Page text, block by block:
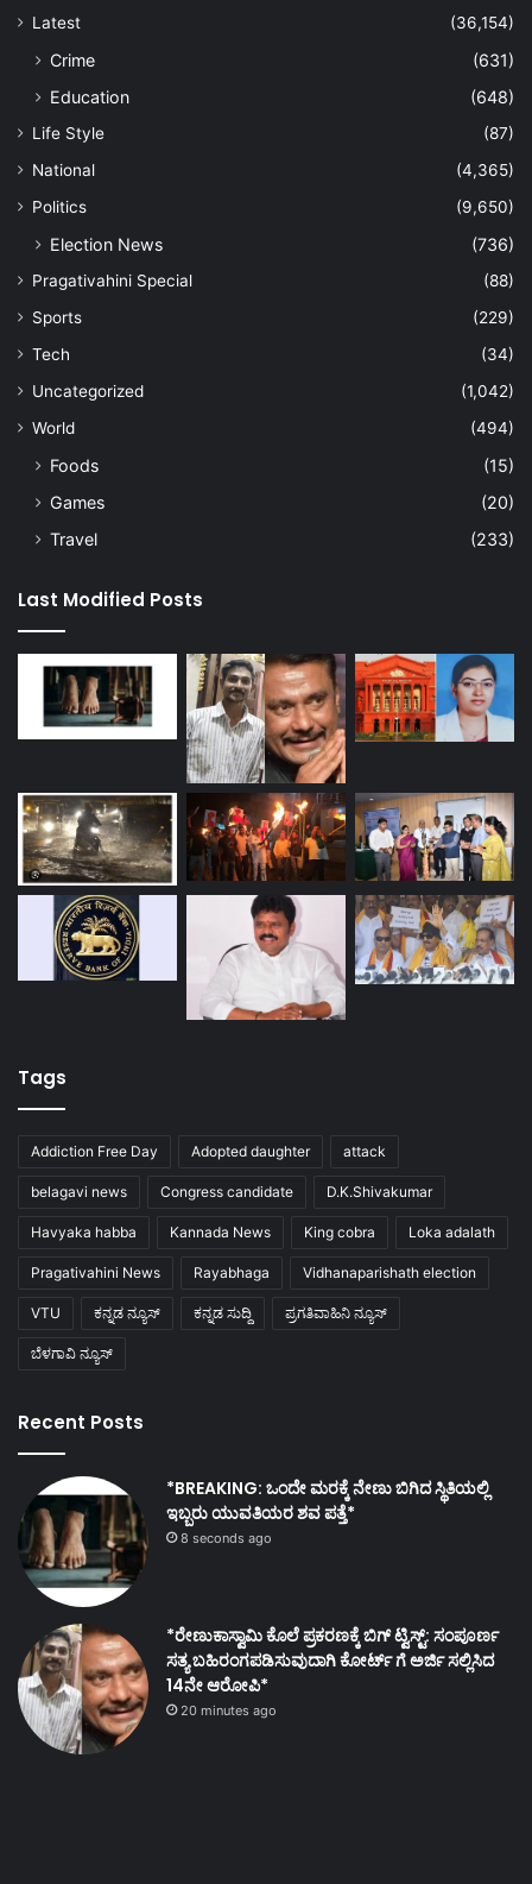
Latest
(36,154)
Crime
(631)
Education
(648)
Life Style
(87)
National
(4,365)
Politics
(9,650)
Election News (736)
Pragativahini Special
(88)
Sports
(229)
Tech
(34)
Uncategorized
(1,042)
World
(494)
Foods
(15)
Games
(20)
Travel
(233)
Last Modified Posts
Tags
Addiction Free Day Adopted daughter attack
belagavi news Congress candidate D.K.Shivakumar
Havyaka habba Kannada News King cobra Loka adalath
Pragativahini News Rayabhaga Vidhanaparishath election
VTU ಕನ್ನಡ ನ್ಯೂಸ್ ಕನ್ನಡ ಸುದ್ದಿ ಪ್ರಗತಿವಾಹಿನಿ ನ್ಯೂಸ್
ಬೆಳಗಾವಿ ನ್ಯೂಸ್
Recent Posts
*BREAKING: ಒಂದೇ ಮರಕ್ಕೆ ನೇಣು ಬಿಗಿದ ಸ್ಥಿತಿಯಲ್ಲಿ
ಇಬ್ಬರು ಯುವತಿಯರ ಶವ ಪತ್ತೆ*
8 seconds ago
*ರೇಣುಕಾಸ್ವಾಮಿ ಕೊಲೆ ಪ್ರಕರಣಕ್ಕೆ ಬಿಗ್ ಟ್ವಿಸ್ಟ್: ಸಂಪೂರ್ಣ
ಸತ್ಯ ಬಹಿರಂಗಪಡಿಸುವುದಾಗಿ ಕೋರ್ಟ್ ಗೆ ಅರ್ಜಿ ಸಲ್ಲಿಸಿದ
14ನೇ ಆರೋಪಿ*
20 minutes ago